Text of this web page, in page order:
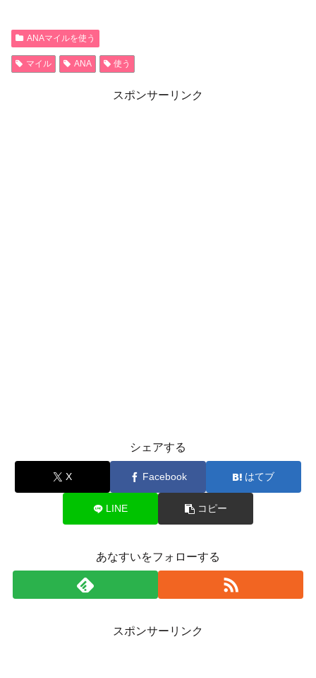
ANAマイルを使う
マイル ANA 使う
スポンサーリンク
シェアする
X Facebook はてブ
LINE コピー
あなすいをフォローする
スポンサーリンク